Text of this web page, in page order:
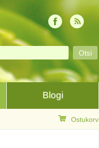
Blogi
Ostukorv